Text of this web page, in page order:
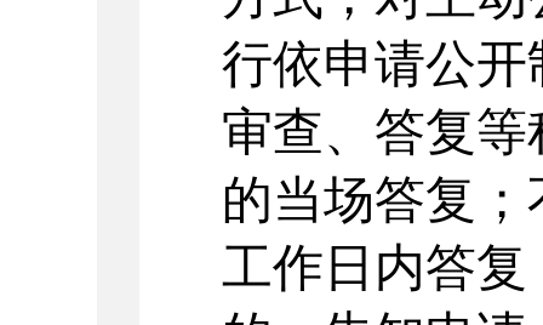
行依申请公
审查、答复
的当场答复
工作日内答